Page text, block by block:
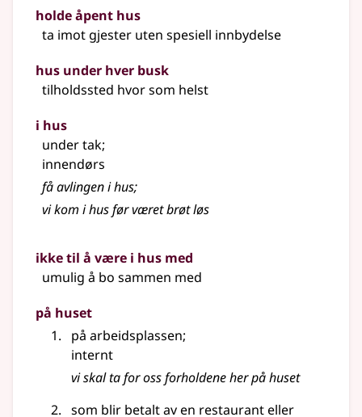
holde åpent hus
ta imot gjester uten spesiell innbydelse
hus under hver busk
tilholdssted hvor som helst
i hus
under tak;
innendørs
få avlingen i hus;
vi kom i hus før været brøt løs
ikke til å være i hus med
umulig å bo sammen med
på huset
på arbeidsplassen;
internt
vi skal ta for oss forholdene her på huset
som blir betalt av en restaurant eller